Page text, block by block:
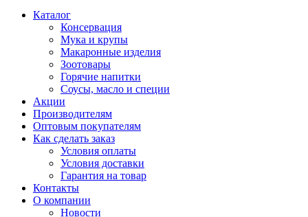
Каталог
Консервация
Мука и крупы
Макаронные изделия
Зоотовары
Горячие напитки
Соусы, масло и специи
Акции
Производителям
Оптовым покупателям
Как сделать заказ
Условия оплаты
Условия доставки
Гарантия на товар
Контакты
О компании
Новости